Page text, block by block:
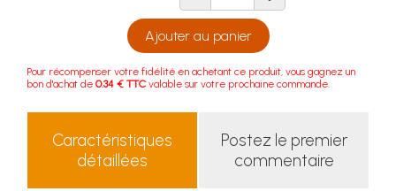
Ajouter au panier
Pour récompenser votre fidélité en achetant ce produit, vous gagnez un
bon d'achat de 0.34 € TTC valable sur votre prochaine commande.
Caractéristiques
détaillées
Postez le premier
commentaire